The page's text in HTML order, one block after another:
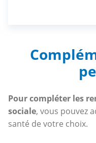
Pour compléter les
sociale, vous pouvez
santé de votre choix.